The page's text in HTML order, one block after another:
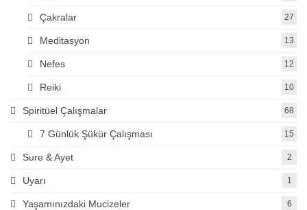
Çakralar 27
Meditasyon 13
Nefes 12
Reiki 10
Spiritüel Çalışmalar 68
7 Günlük Şükür Çalışması 15
Sure & Ayet 2
Uyarı 1
Yaşamınızdaki Mucizeler 6